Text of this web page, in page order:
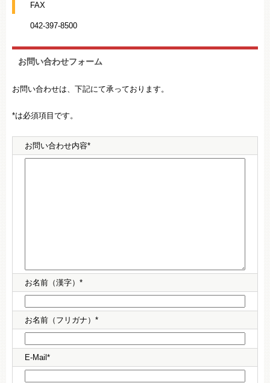
FAX
042-397-8500
お問い合わせフォーム
お問い合わせは、下記にて承っております。
*は必須項目です。
お問い合わせ内容*
お名前（漢字）*
お名前（フリガナ）*
E-Mail*